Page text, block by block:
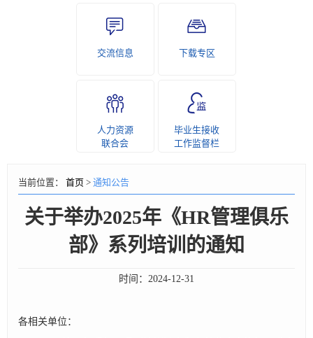
交流信息 下载专区
人力资源
联合会
毕业生接收
工作监督栏
当前位置： 首页 > 通知公告
关于举办2025年《HR管理俱乐
部》系列培训的通知
时间： 2024-12-31
各相关单位：